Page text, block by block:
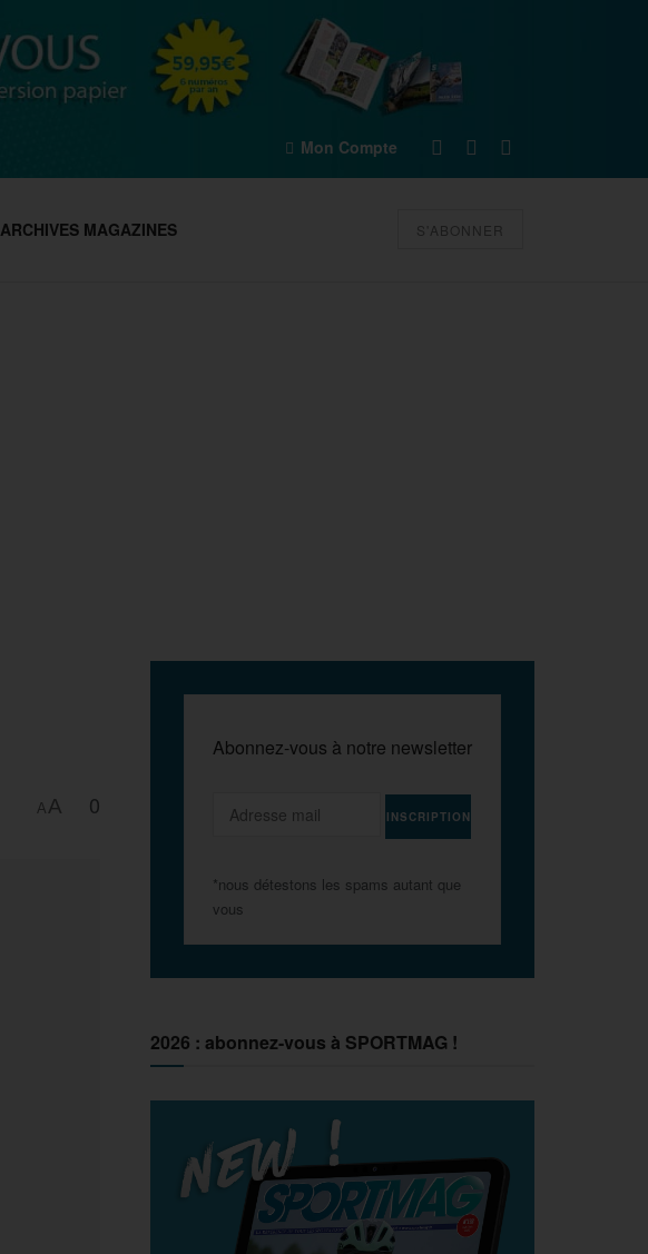
Mon Compte
ARCHIVES MAGAZINES S'ABONNER
A A 0
Abonnez-vous à notre newsletter
*nous détestons les spams autant que
vous
2026 : abonnez-vous à SPORTMAG !